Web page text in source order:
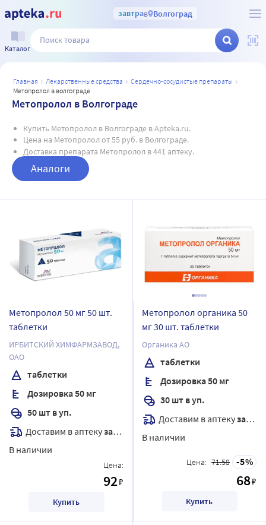
завтрав Волгоград
Каталог
главная лекарственные средства
сердечно-сосудистые препараты
метопролол в волгограде
Метопролол в Волгограде
Купить Метопролол в Волгограде в Apteka.ru.
Цена на Метопролол от 55 руб. в Волгограде.
Доставка препарата Метопролол в 441 аптеку.
Аналоги
Метопролол 50 мг 50 шт.
таблетки
ИРБИТСКИЙ ХИМФАРМЗАВОД,
ОАО
таблетки
Дозировка 50 мг
50 шт в уп.
Доставим в аптекузавтра
В наличии
Цена:
92₽
Купить
Метопролол органика 50
мг 30 шт. таблетки
Органика АО
таблетки
Дозировка 50 мг
30 шт в уп.
Доставим в аптекузавтра
В наличии
Цена: 71.58 5
68₽
Купить